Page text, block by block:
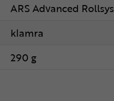
ARS Advanced Rollsys
klamra
290 g